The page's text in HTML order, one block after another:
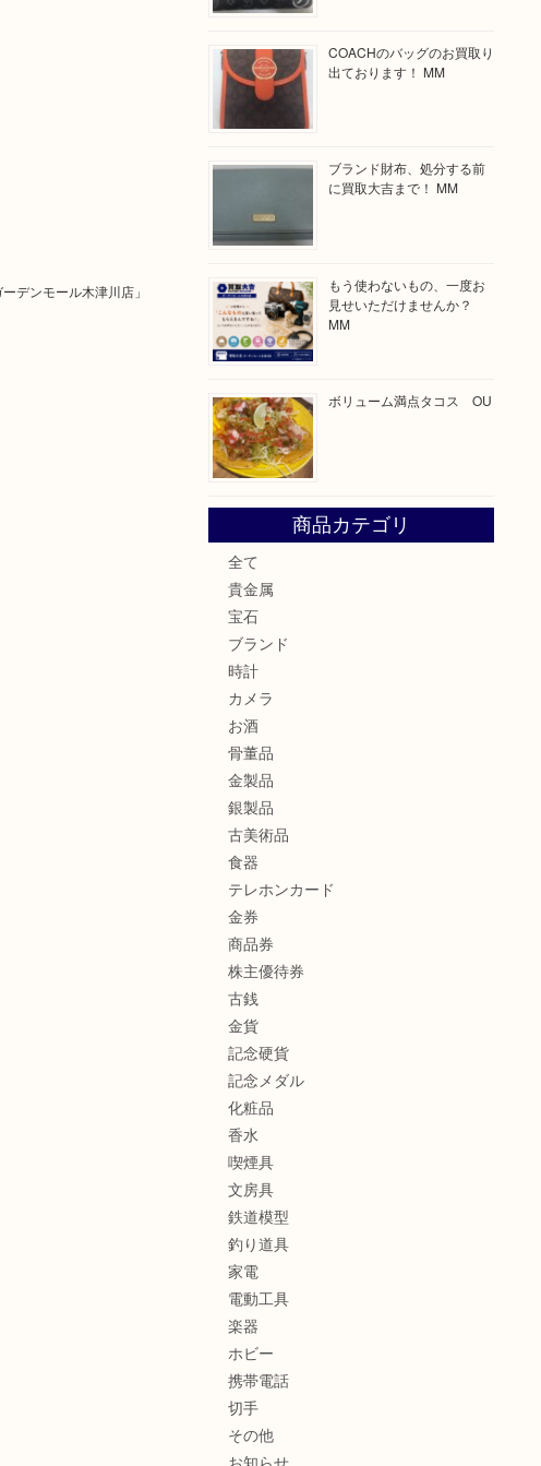
デンモール木津川店」
COACHのバッグのお買取り
出ております！ MM
ブランド財布、処分する前
に買取大吉まで！ MM
もう使わないもの、一度お
見せいただけませんか？
MM
ボリューム満点タコス OU
商品カテゴリ
全て
貴金属
宝石
ブランド
時計
カメラ
お酒
骨董品
金製品
銀製品
古美術品
食器
テレホンカード
金券
商品券
株主優待券
古銭
金貨
記念硬貨
記念メダル
化粧品
香水
喫煙具
文房具
鉄道模型
釣り道具
家電
電動工具
楽器
ホビー
携帯電話
切手
その他
お知らせ